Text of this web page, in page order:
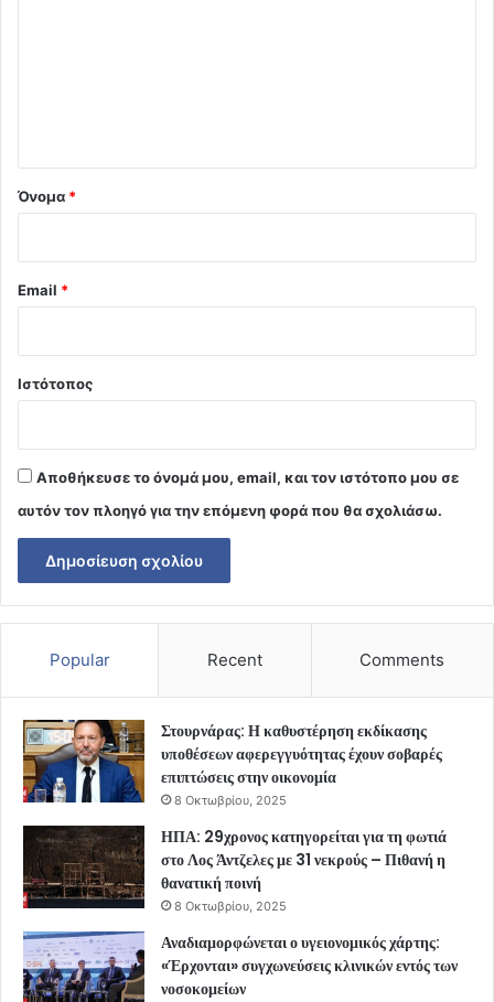
Όνομα *
Email *
Ιστότοπος
Αποθήκευσε το όνομά μου, email, και τον ιστότοπο μου σε
αυτόν τον πλοηγό για την επόμενη φορά που θα σχολιάσω.
Popular Recent Comments
Στουρνάρας: Η καθυστέρηση εκδίκασης
υποθέσεων αφερεγγυότητας έχουν σοβαρές
επιπτώσεις στην οικονομία
8 Οκτωβρίου, 2025
ΗΠΑ: 29χρονος κατηγορείται για τη φωτιά
στο Λος Άντζελες με 31 νεκρούς – Πιθανή η
θανατική ποινή
8 Οκτωβρίου, 2025
Αναδιαμορφώνεται ο υγειονομικός χάρτης:
«Έρχονται» συγχωνεύσεις κλινικών εντός των
νοσοκομείων